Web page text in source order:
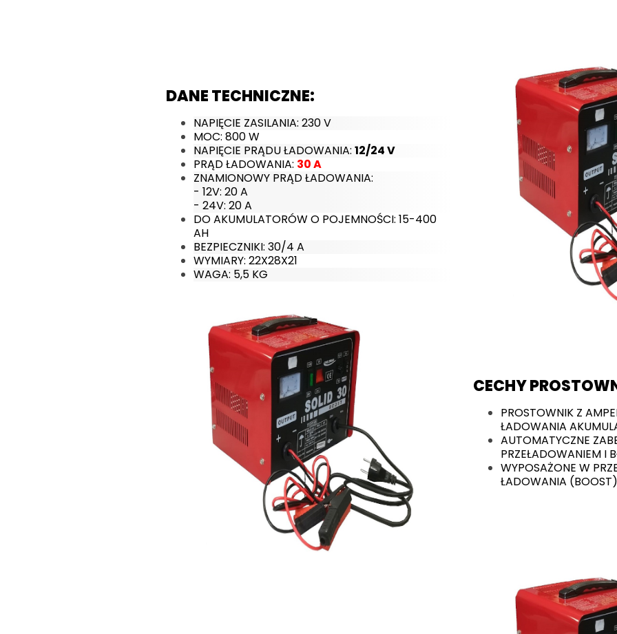
DANE TECHNICZNE:
NAPIĘCIE ZASILANIA: 230 V
MOC: 800 W
NAPIĘCIE PRĄDU ŁADOWANIA: 12/24 V
PRĄD ŁADOWANIA: 30 A
ZNAMIONOWY PRĄD ŁADOWANIA:
- 12V: 20 A
- 24V: 20 A
DO AKUMULATORÓW O POJEMNOŚCI: 15-400
AH
BEZPIECZNIKI: 30/4 A
WYMIARY: 22X28X21
WAGA: 5,5 KG
CECHY
PROSTOWNIK Z
ŁADOWANIA
AUTOMATYCZNE
PRZEŁADOWANIEM I
WYPOSAŻONE W
ŁADOWANIA